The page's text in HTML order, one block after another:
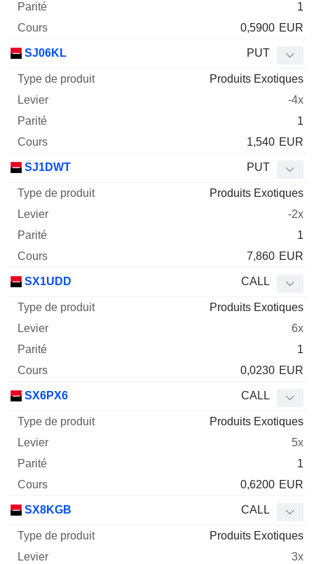
1
0,5900 EUR
SJ06KL PUT
Produits Exotiques
-4x
1
1,540 EUR
SJ1DWT PUT
Produits Exotiques
-2x
1
7,860 EUR
SX1UDD CALL
Produits Exotiques
6x
1
0,0230 EUR
SX6PX6 CALL
Produits Exotiques
5x
1
0,6200 EUR
SX8KGB CALL
Produits Exotiques
3x